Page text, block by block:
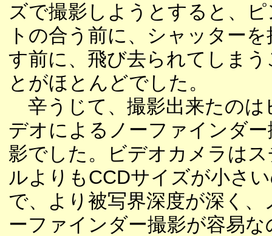
ズで撮影しようとすると、ピ
トの合う前に、シャッターを
す前に、飛び去られてしまう
とがほとんどでした。
辛うじて、撮影出来たのは
デオによるノーファインダー
影でした。ビデオカメラは
ルよりもCCDサイズが小さ
で、より被写界深度が深く、
ーファインダー撮影が容易な